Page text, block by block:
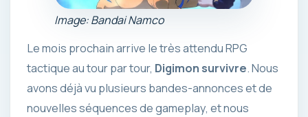
Image: Bandai Namco
Le mois prochain arrive le très attendu RPG
tactique au tour par tour, Digimon survivre. Nous
avons déjà vu plusieurs bandes-annonces et de
nouvelles séquences de gameplay, et nous